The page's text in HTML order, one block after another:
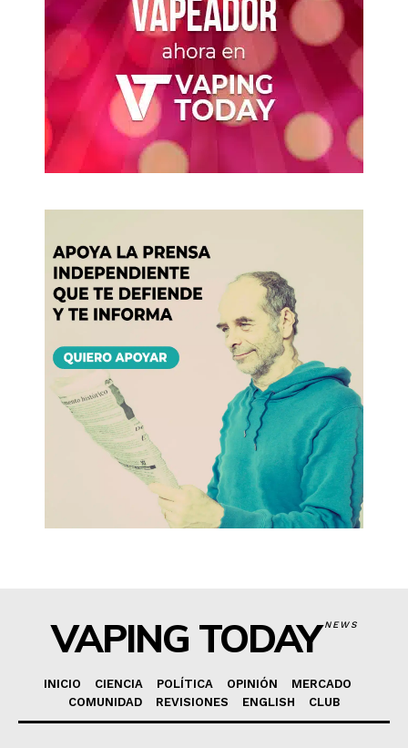
VAPING TODAYNEWS
INICIO CIENCIA POLÍTICA OPINIÓN
MERCADO
COMUNIDAD
REVISIONES ENGLISH CLUB